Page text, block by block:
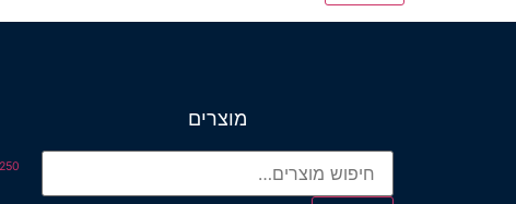
מוצרים
250 GB SSD